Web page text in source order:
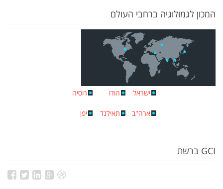
המכון לגמולוגיה ברחבי העולם
ישראל הודו רוסיה
ארה''ב תאילנד יפן
GCI ברשת